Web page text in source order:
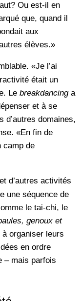
Ou est-il en
que, quand il
aux
élèves.»
«Je l’ai
était un
Le breakdancinga
et à se
d’autres domaines,
«En fin de
camp de
d’autres activités
une séquence de
le tai-chi, le
genoux et
organiser leurs
en ordre
– mais parfois